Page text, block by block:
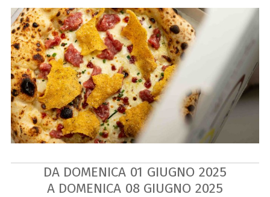
DA DOMENICA 01 GIUGNO 2025
A DOMENICA 08 GIUGNO 2025